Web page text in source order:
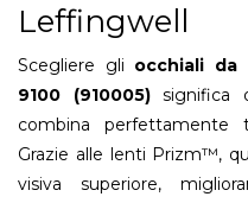
Leffingwell
Scegliere gli occhiali da
9100 (910005)significa
combina perfettamente
Grazie alle lenti Prizm™,
visiva superiore,